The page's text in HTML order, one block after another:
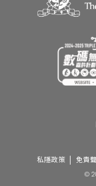
私隱政策 免責
©